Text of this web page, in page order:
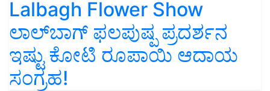
Lalbagh Flower Show
ಲಾಲ್‌ಬಾಗ್ ಫಲಪುಷ್ಪ ಪ್ರದರ್ಶನ
ಇಷ್ಟು ಕೋಟಿ ರೂಪಾಯಿ ಆದಾಯ
ಸಂಗ್ರಹ!